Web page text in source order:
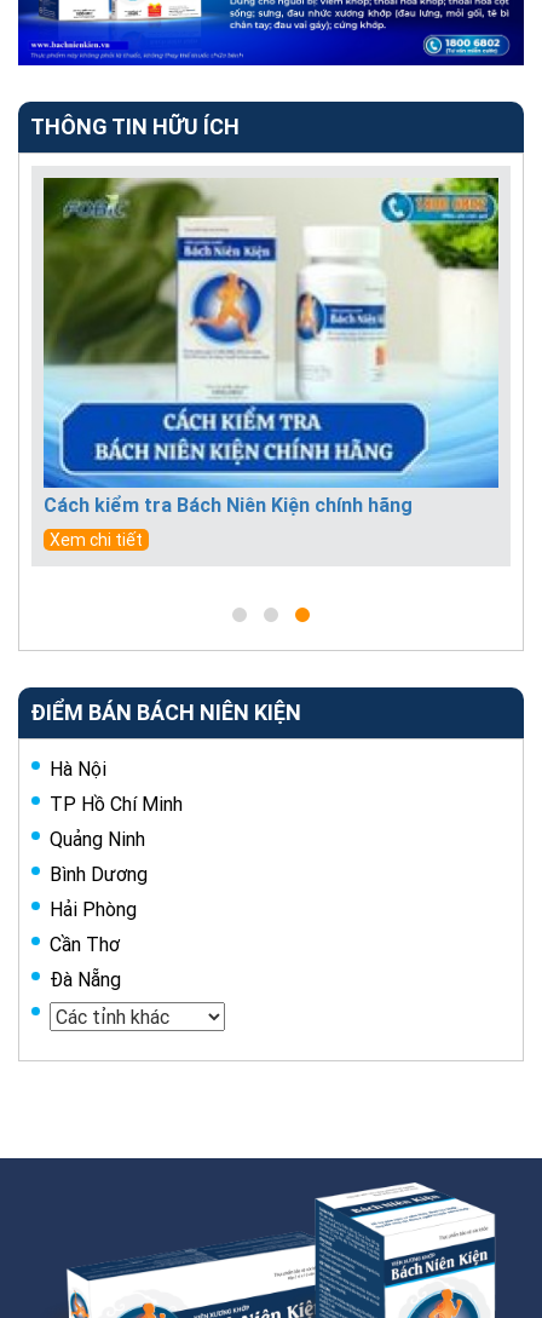
THÔNG TIN HỮU ÍCH
Cách kiểm tra Bách Niên Kiện chính hãng
Xem chi tiết
ĐIỂM BÁN BÁCH NIÊN KIỆN
Hà Nội
TP Hồ Chí Minh
Quảng Ninh
Bình Dương
Hải Phòng
Cần Thơ
Đà Nẵng